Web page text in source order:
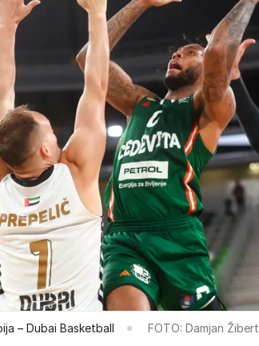
– Dubai Basketball FOTO: Damjan Žibert